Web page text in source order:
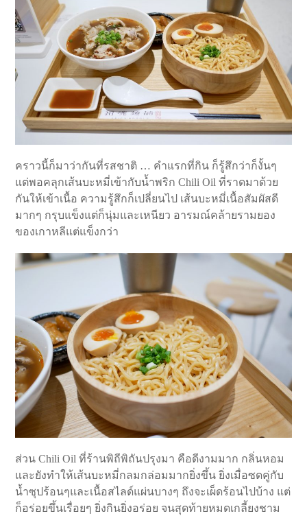
คราวนี้ก็มาว่ากันที่รสชาติ … คำแรกที่กิน ก็รู้สึกว่าก็งั้นๆ
แต่พอคลุกเส้นบะหมี่เข้ากับน้ำพริก Chili Oil ที่ราดมาด้วย
กันให้เข้าเนื้อ ความรู้สึกก็เปลี่ยนไป เส้นบะหมี่เนื้อสัมผัสดี
มากๆ กรุบแข็งแต่ก็นุ่มและเหนียว อารมณ์คล้ายรามยอง
ของเกาหลีแต่แข็งกว่า
ส่วน Chili Oil ที่ร้านพิถีพิถันปรุงมา คือดีงามมาก กลิ่นหอม
และยังทำให้เส้นบะหมี่กลมกล่อมมากยิ่งขึ้น ยิ่งเมื่อซดคู่กับ
น้ำซุปร้อนๆและเนื้อสไลด์แผ่นบางๆ ถึงจะเผ็ดร้อนไปบ้าง แต่
ก็อร่อยขึ้นเรื่อยๆ ยิ่งกินยิ่งอร่อย จนสุดท้ายหมดเกลี้ยงชาม